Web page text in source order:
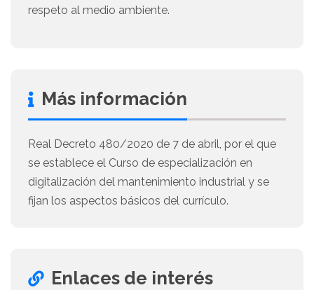
respeto al medio ambiente.
Más información
Real Decreto 480/2020 de 7 de abril, por el que
se establece el Curso de especialización en
digitalización del mantenimiento industrial y se
fijan los aspectos básicos del currículo.
Enlaces de interés